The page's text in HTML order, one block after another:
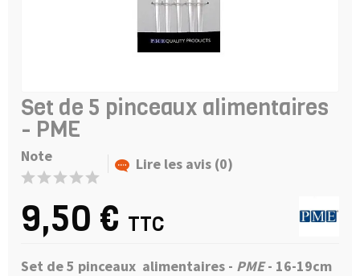
Set de 5 pinceaux alimentaires
- PME
Note Lire les avis (0)
9,50 € TTC
Set de 5 pinceaux alimentaires - PME- 16-19cm